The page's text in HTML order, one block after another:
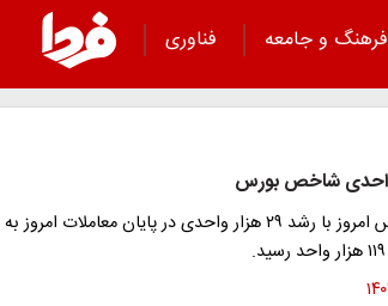
فرهنگ و جامعه
فناوری
شاخص کل بورس امروز با رشد ۲۹ هزار واحدی در پایان معاملات امروز به